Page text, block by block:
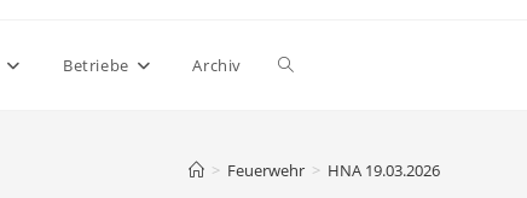
Betriebe Archiv Website-
> Feuerwehr > HNA 19.03.2026